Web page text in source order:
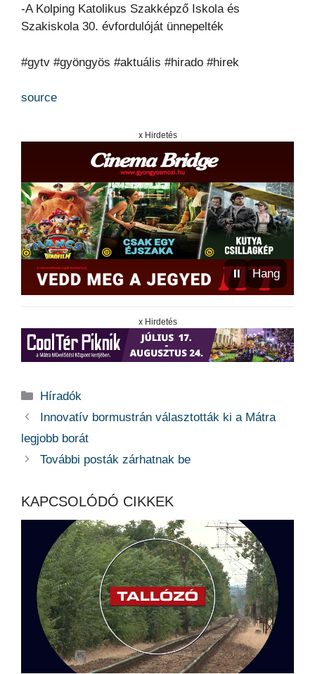
-A Kolping Katolikus Szakképző Iskola és
Szakiskola 30. évfordulóját ünnepelték
#gytv #gyöngyös #aktuális #hirado #hirek
source
x Hirdetés
⏸ Hang
x Hirdetés
Kategória
Híradók
Innovatív bormustrán választották ki a Mátra
legjobb borát
További posták zárhatnak be
KAPCSOLÓDÓ CIKKEK